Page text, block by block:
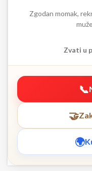
Zgodan momak,
Zvati u